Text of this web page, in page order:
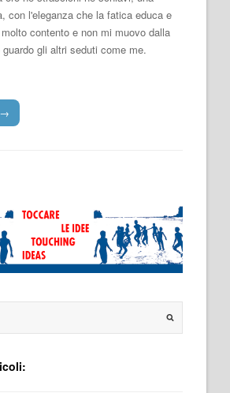
con l'eleganza che la fatica educa e
contento e non mi muovo dalla
gli altri seduti come me.
→